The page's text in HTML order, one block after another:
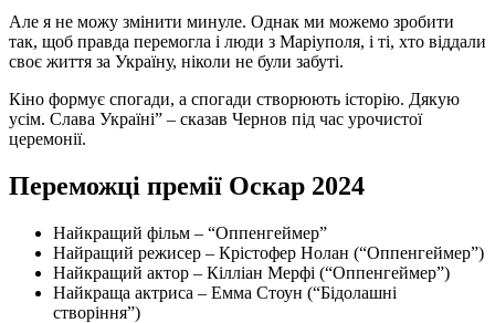
Але я не можу змінити минуле. Однак ми можемо зробити
так, щоб правда перемогла і люди з Маріуполя, і ті, хто віддали
своє життя за Україну, ніколи не були забуті.
Кіно формує спогади, а спогади створюють історію. Дякую
усім. Слава Україні” – сказав Чернов під час урочистої
церемонії.
Переможці премії Оскар 2024
Найкращий фільм – “Оппенгеймер”
Найращий режисер – Крістофер Нолан (“Оппенгеймер”)
Найкращий актор – Кілліан Мерфі (“Оппенгеймер”)
Найкраща актриса – Емма Стоун (“Бідолашні
створіння”)